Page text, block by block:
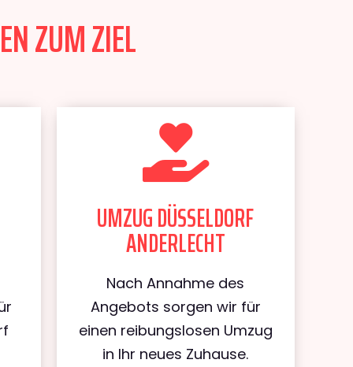
ZUM ZIEL
UMZUG DÜSSELDORF
ANDERLECHT
Nach Annahme des
Angebots sorgen wir für
einen reibungslosen Umzug
in Ihr neues Zuhause.